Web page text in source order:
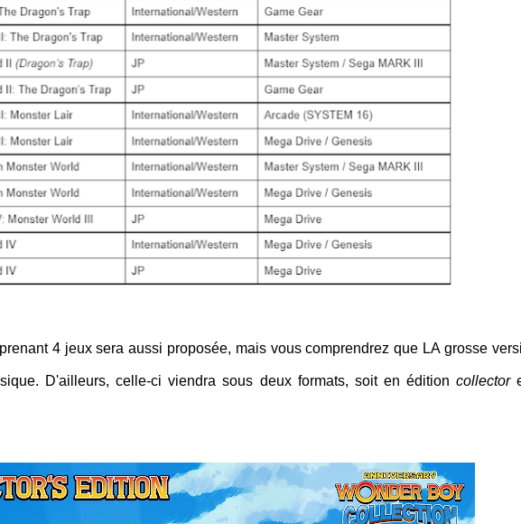
4 jeux sera aussi proposée, mais vous comprendrez que LA grosse
D'ailleurs, celle-ci viendra sous deux formats, soit en éditioncollector